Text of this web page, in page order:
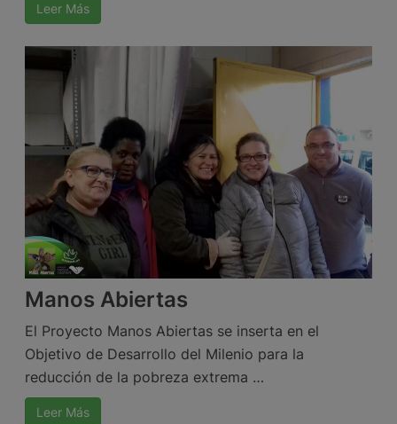
Leer Más
Manos Abiertas
El Proyecto Manos Abiertas se inserta en el
Objetivo de Desarrollo del Milenio para la
reducción de la pobreza extrema …
Leer Más